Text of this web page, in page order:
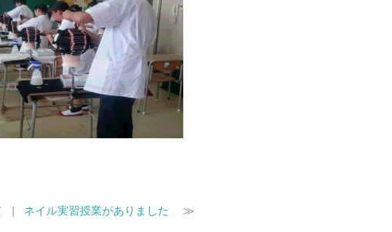
| ネイル実習授業がありました ≫